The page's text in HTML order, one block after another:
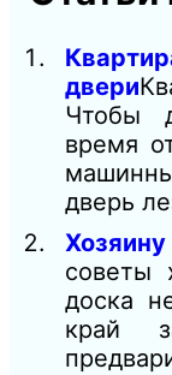
двери
Чтобы
время
дверь
советы
доска
край